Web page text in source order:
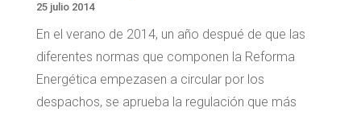
25 julio 2014
En el verano de 2014, un año despué de que las
diferentes normas que componen la Reforma
Energética empezasen a circular por los
despachos, se aprueba la regulación que más